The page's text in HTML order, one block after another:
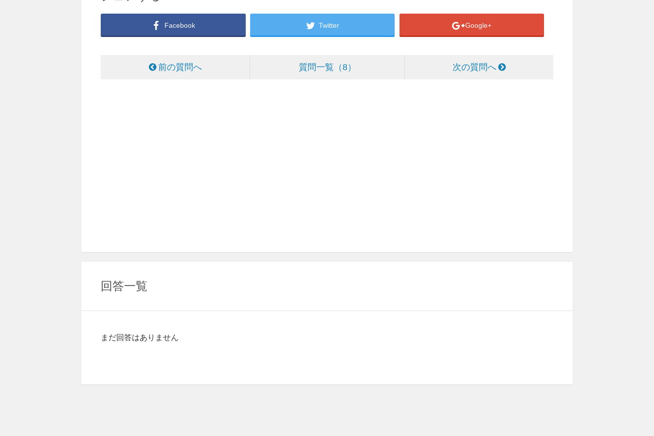
Facebook Twitter Google+
前の質問へ 質問一覧 8 次の質問へ
回答一覧
まだ回答はありません